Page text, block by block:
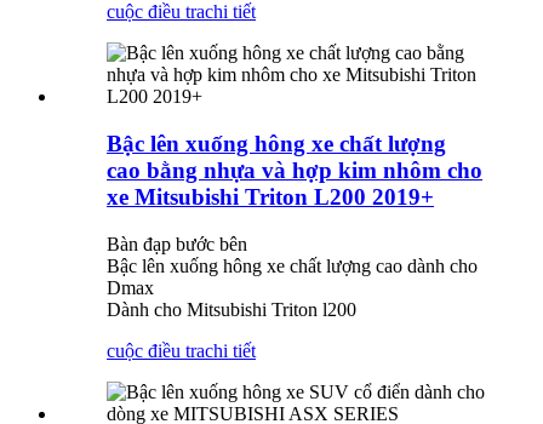
cuộc điều trachi tiết
Bậc lên xuống hông xe chất lượng
cao bằng nhựa và hợp kim nhôm cho
xe Mitsubishi Triton L200 2019+
Bàn đạp bước bên
Bậc lên xuống hông xe chất lượng cao dành cho
Dmax
Dành cho Mitsubishi Triton l200
cuộc điều trachi tiết